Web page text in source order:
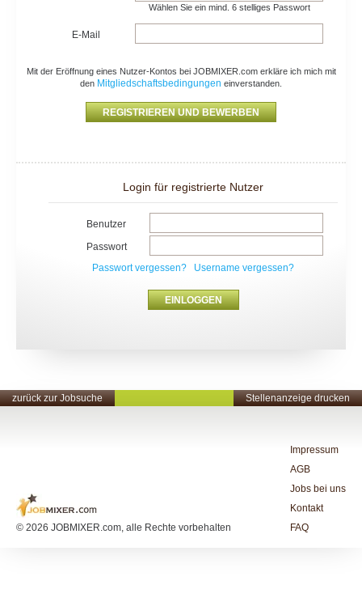
Wählen Sie ein mind. 6 stelliges Passwort
E-Mail
Mit der Eröffnung eines Nutzer-Kontos bei JOBMIXER.com erkläre ich mich mit
den Mitgliedschaftsbedingungen einverstanden.
Login für registrierte Nutzer
Benutzer
Passwort
Passwort vergessen?
Username vergessen?
zurück zur Jobsuche Stellenanzeige drucken
© 2026 JOBMIXER.com, alle Rechte vorbehalten
Impressum
AGB
Jobs bei uns
Kontakt
FAQ